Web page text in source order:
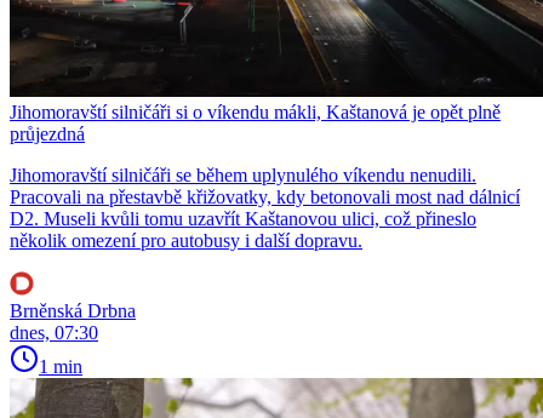
Jihomoravští silničáři si o víkendu mákli, Kaštanová je opět plně
průjezdná
Jihomoravští silničáři se během uplynulého víkendu nenudili.
Pracovali na přestavbě křižovatky, kdy betonovali most nad dálnicí
D2. Museli kvůli tomu uzavřít Kaštanovou ulici, což přineslo
několik omezení pro autobusy i další dopravu.
Brněnská Drbna
dnes, 07:30
1 min